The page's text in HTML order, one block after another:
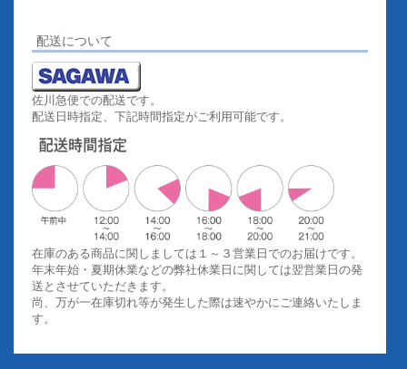
配送について
佐川急便での配送です。
配送日時指定、下記時間指定がご利用可能です。
在庫のある商品に関しましては１～３営業日でのお届けです。
年末年始・夏期休業などの弊社休業日に関しては翌営業日の発
送とさせていただきます。
尚、万が一在庫切れ等が発生した際は速やかにご連絡いたしま
す。